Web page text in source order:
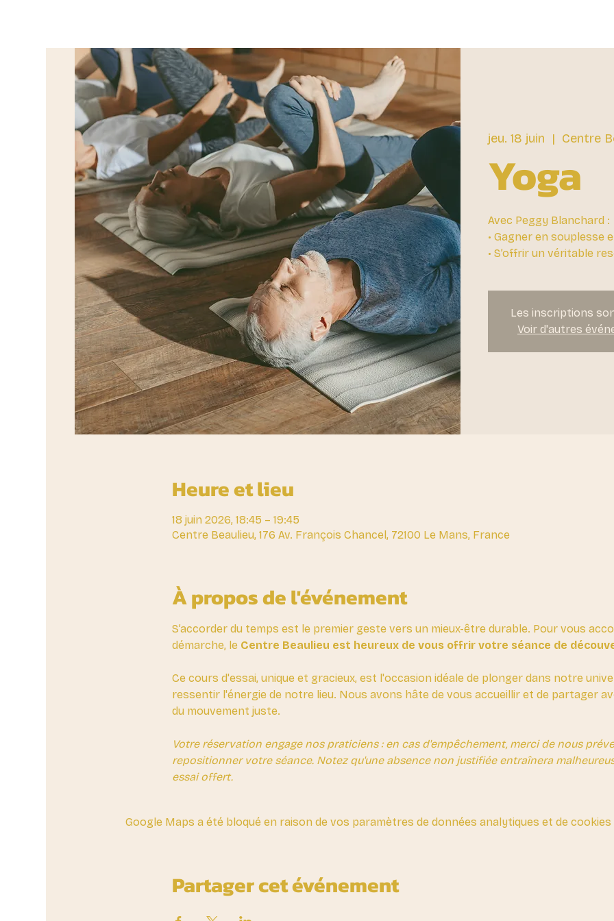
jeu. 18 juin
  |
Centre
Yoga
Avec Peggy Blanchard :
• Gagner en souplesse
• S’offrir un véritable
Les inscriptions
Voir d'autres
Heure et lieu
18 juin 2026, 18:45 – 19:45
Centre Beaulieu, 176 Av. François Chancel, 72100 Le Mans, France
À propos de l'événement
S’accorder du temps est le premier geste vers un mieux-être durable. Pour vous
démarche, le Centre Beaulieu est heureux de vous offrir votre séance de
Ce cours d'essai, unique et gracieux, est l'occasion idéale de plonger dans notre
ressentir l'énergie de notre lieu. Nous avons hâte de vous accueillir et de partager
du mouvement juste.
Votre réservation engage nos praticiens : en cas d'empêchement, merci de nous
repositionner votre séance. Notez qu'une absence non justifiée entraînera
essai offert.
Google Maps a été bloqué en raison de vos paramètres de données analytiques et de
Partager cet événement